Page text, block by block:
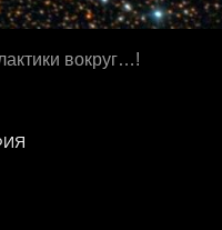
вокруг…!